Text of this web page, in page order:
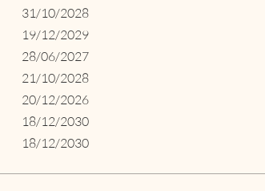
31/10/2028
19/12/2029
28/06/2027
21/10/2028
20/12/2026
18/12/2030
18/12/2030